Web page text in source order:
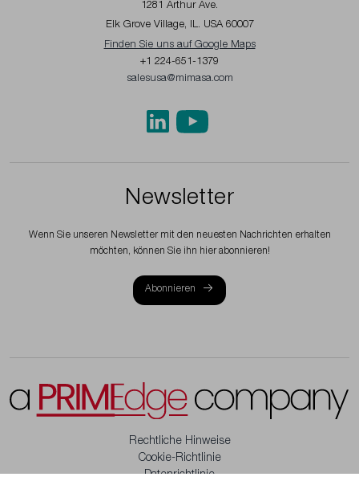
1281 Arthur Ave.
Elk Grove Village, IL. USA 60007
Finden Sie uns auf Google Maps
+1 224-651-1379
salesusa@mimasa.com
Newsletter
Wenn Sie unseren Newsletter mit den neuesten Nachrichten erhalten
möchten, können Sie ihn hier abonnieren!
Abonnieren
Rechtliche Hinweise
Cookie-Richtlinie
Datenrichtlinie